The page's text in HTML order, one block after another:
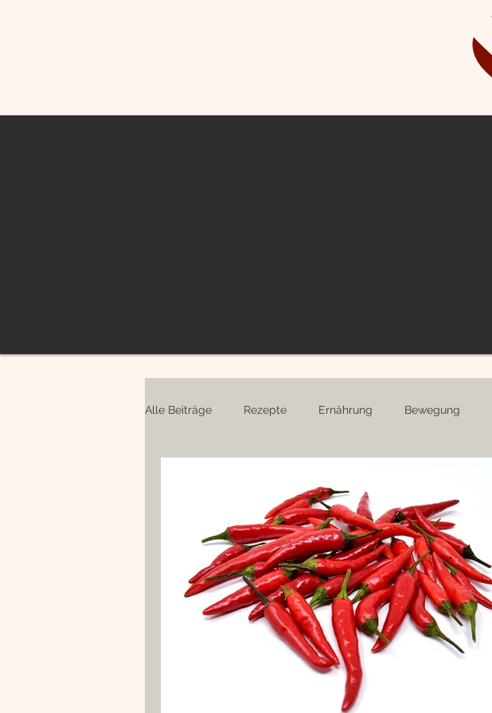
Alle Beiträge Rezepte Ernährung Bewegung
süße Snacks Newsletter Weihnachten